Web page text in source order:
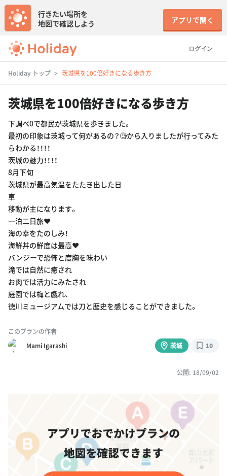
ログイン
行きたい場所を
地図で確認しよう
アプリで開く
Holiday トップ 茨城県を100倍好きになる歩き方
茨城県を100倍好きになる歩き方
下調べ0で都民が茨城県を歩きました。
最初の印象は茨城って何があるの？🧐から入りましたが行ってみた
らわかる！！！！
茨城の魅力！！！！
8月下旬
茨城県が最高気温をたたき出した日
車
移動が主になります。
一泊二日旅❤
海の幸をたのしみ！
海鮮丼の鮮度は最高♥️
バンジーで恐怖と度胸を味わい
滝では自然に癒され
お肉では活力にみたされ
庭園では梅と戯れ、
徳川ミュージアムでは刀と歴史を感じることができました。
このプランの作者
Mami Igarashi
茨城 10
公開: 18/09/02